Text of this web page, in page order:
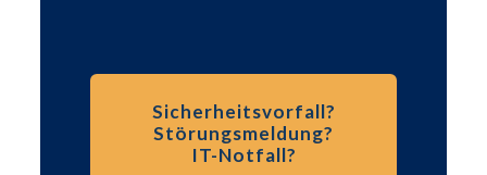
Sicherheitsvorfall?
Störungsmeldung?
IT-Notfall?